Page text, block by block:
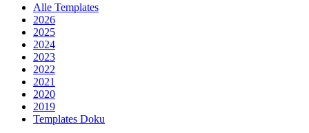
Alle Templates
2026
2025
2024
2023
2022
2021
2020
2019
Templates Doku